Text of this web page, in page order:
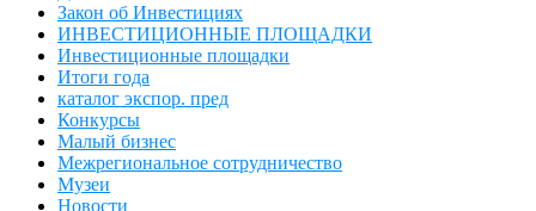
Закон об Инвестициях
ИНВЕСТИЦИОННЫЕ ПЛОЩАДКИ
Инвестиционные площадки
Итоги года
каталог экспор. пред
Конкурсы
Малый бизнес
Межрегиональное сотрудничество
Музеи
Новости